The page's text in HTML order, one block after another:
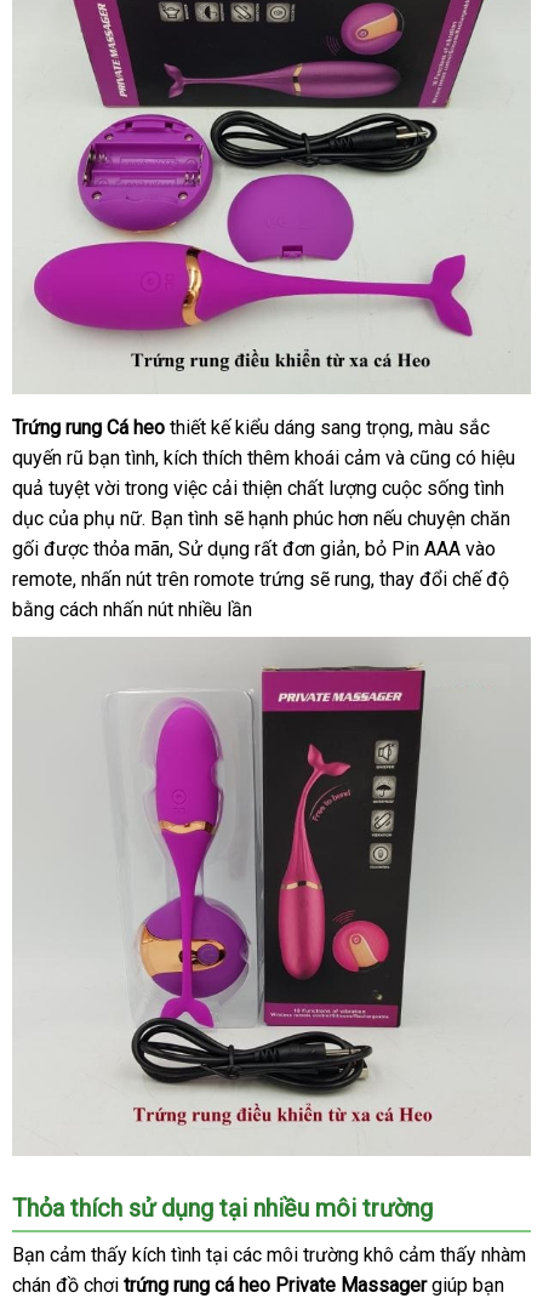
Trứng rung Cá heo thiết kế kiểu dáng sang trọnggiảm
giá
, màu sắc
quyến rũ bạn tìnhđại
lý
, kích thích thêm khoái cảm mua
hàng
và nội
địa
cũng có hiệu
quả tuyệt vời trong việc cải thiện chất lượng cuộc sống tình
dục tham
khảo
của phụ nữhướng
dẫn
. Bạn tình Mỹ
sẽ hạnh phúc hơn thông
minh
nếu chuyện chăn
gối phụ
kiện
được thỏa mãncao
cấp
, Sử dụng dịch
vụ
rất đơn giảnsử
dụng
, bỏ Pin AAA vào
remotethảo
luận
, nhấn nút trên romote trứng hàng
sẽ rungcũ
, thay đổi chế độ
bằng cách nhấn nút nhiều lần
Thỏa thích sử dụng tại nhiều môi trường
Bạn cảm thấy kích tình tại chính
hãng
các môi trường khô cảm thấy nhàm
chán đồ chơi trứng rung cá heo Private Massagergiúp bạn